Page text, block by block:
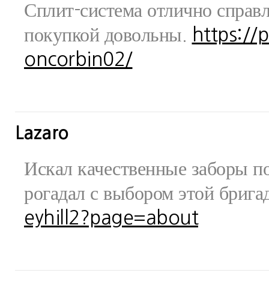
Сплит-система отлично
покупкой довольны.
https://
oncorbin02/
Lazaro
Искал качественные заборы
рогадал с выбором этой
eyhill2?page=about